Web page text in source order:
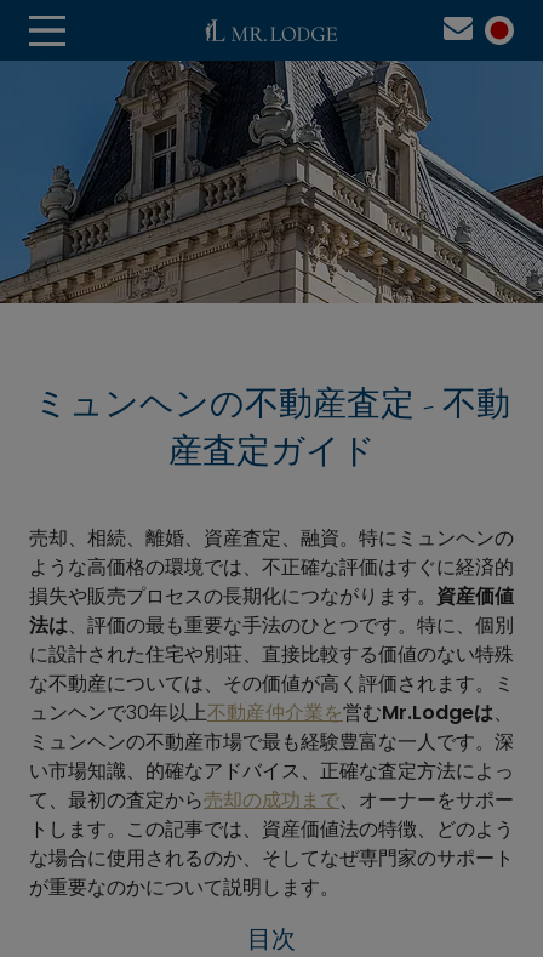
ミュンヘンの不動産査定 - 不動
産査定ガイド
売却、相続、離婚、資産査定、融資。特にミュンヘンの
ような高価格の環境では、不正確な評価はすぐに経済的
損失や販売プロセスの長期化につながります。 資産価値
法は、評価の最も重要な手法のひとつです。特に、個別
に設計された住宅や別荘、直接比較する価値のない特殊
な不動産については、その価値が高く評価されます。ミ
ュンヘンで30年以上不動産仲介業を営むMr.Lodgeは、
ミュンヘンの不動産市場で最も経験豊富な一人です。深
い市場知識、的確なアドバイス、正確な査定方法によっ
て、最初の査定から売却の成功まで、オーナーをサポー
トします。この記事では、資産価値法の特徴、どのよう
な場合に使用されるのか、そしてなぜ専門家のサポート
が重要なのかについて説明します。
目次